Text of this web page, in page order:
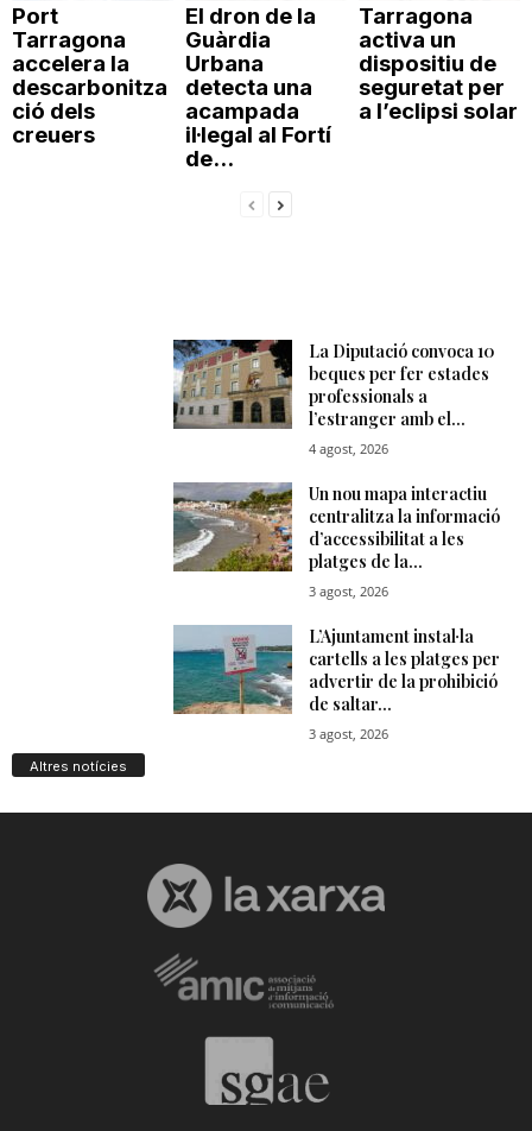
Port
Tarragona
accelera la
descarbonitza
ció dels
creuers
El dron de la
Guàrdia
Urbana
detecta una
acampada
il·legal al Fortí
de...
Tarragona
activa un
dispositiu de
seguretat per
a l’eclipsi solar
Altres notícies